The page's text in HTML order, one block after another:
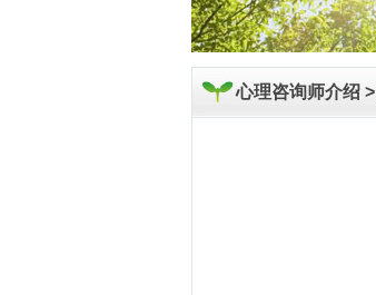
心理咨询师介绍 >